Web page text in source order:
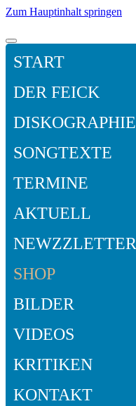
Zum Hauptinhalt springen
START
DER FEICK
DISKOGRAPHIE
SONGTEXTE
TERMINE
AKTUELL
NEWZZLETTER
SHOP
BILDER
VIDEOS
KRITIKEN
KONTAKT